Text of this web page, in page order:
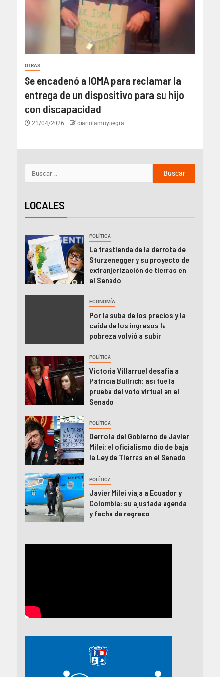
OTRAS
Se encadenó a IOMA para reclamar la
entrega de un dispositivo para su hijo
con discapacidad
21/04/2026 diariolamuynegra
LOCALES
POLÍTICA
La trastienda de la derrota de
Sturzenegger y su proyecto de
extranjerización de tierras en
el Senado
ECONOMÍA
Por la suba de los precios y la
caída de los ingresos la
pobreza volvió a subir
POLÍTICA
Victoria Villarruel desafía a
Patricia Bullrich: así fue la
prueba del voto virtual en el
Senado
POLÍTICA
Derrota del Gobierno de Javier
Milei: el oficialismo dio de baja
la Ley de Tierras en el Senado
POLÍTICA
Javier Milei viaja a Ecuador y
Colombia: su ajustada agenda
y fecha de regreso